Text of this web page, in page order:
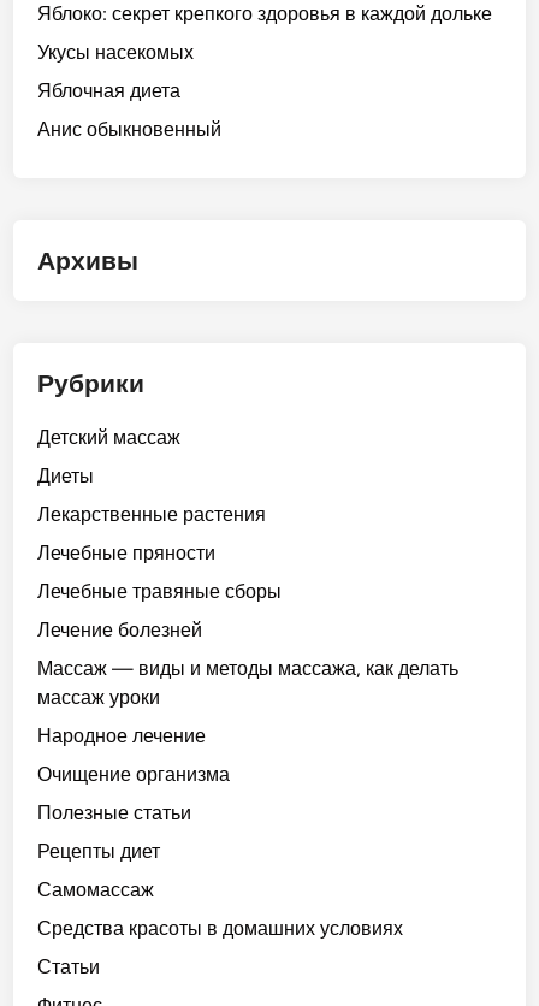
Яблоко: секрет крепкого здоровья в каждой дольке
Укусы насекомых
Яблочная диета
Анис обыкновенный
Архивы
Рубрики
Детский массаж
Диеты
Лекарственные растения
Лечебные пряности
Лечебные травяные сборы
Лечение болезней
Массаж — виды и методы массажа, как делать
массаж уроки
Народное лечение
Очищение организма
Полезные статьи
Рецепты диет
Самомассаж
Средства красоты в домашних условиях
Статьи